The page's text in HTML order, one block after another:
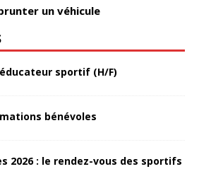
un véhicule
sportif (H/F)
bénévoles
2026 : le rendez-vous des sportifs